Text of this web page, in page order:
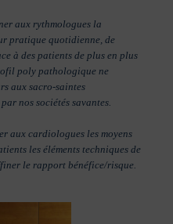
aux rythmologues la
pratique quotidienne, de
à des patients de plus en plus
poly pathologique ne
aux sacro-saintes
nos sociétés savantes.
aux cardiologues les moyens
les éléments techniques de
le rapport bénéfice/risque.